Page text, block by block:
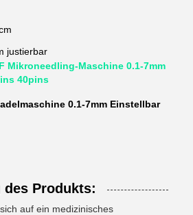
justierbar
Mikroneedling-Maschine 0.1-7mm
40pins
0.1-7mm Einstellbar
des Produkts:
auf ein medizinisches